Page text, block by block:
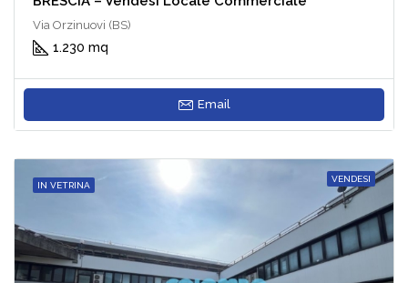
Via Orzinuovi (BS)
1.230 mq
Email
IN VETRINA
VENDESI